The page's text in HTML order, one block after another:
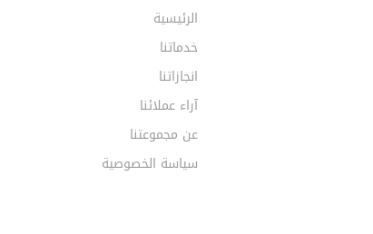
الرئيسية
خدماتنا
انجازاتنا
آراء عملائنا
عن مجموعتنا
سياسة الخصوصية